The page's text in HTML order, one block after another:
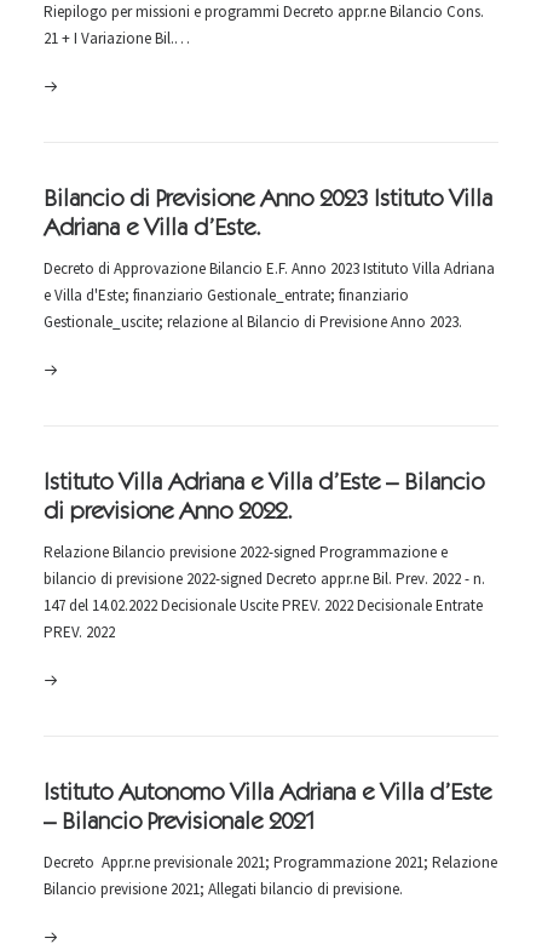
Riepilogo per missioni e programmi Decreto appr.ne Bilancio Cons.
21 + I Variazione Bil.…
Bilancio di Previsione Anno 2023 Istituto Villa
Adriana e Villa d’Este.
Decreto di Approvazione Bilancio E.F. Anno 2023 Istituto Villa Adriana
e Villa d'Este; finanziario Gestionale_entrate; finanziario
Gestionale_uscite; relazione al Bilancio di Previsione Anno 2023.
Istituto Villa Adriana e Villa d’Este – Bilancio
di previsione Anno 2022.
Relazione Bilancio previsione 2022-signed Programmazione e
bilancio di previsione 2022-signed Decreto appr.ne Bil. Prev. 2022 - n.
147 del 14.02.2022 Decisionale Uscite PREV. 2022 Decisionale Entrate
PREV. 2022
Istituto Autonomo Villa Adriana e Villa d’Este
– Bilancio Previsionale 2021
Decreto Appr.ne previsionale 2021; Programmazione 2021; Relazione
Bilancio previsione 2021; Allegati bilancio di previsione.